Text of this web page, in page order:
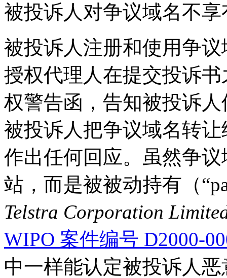
被投诉人对争议域名不
被投诉人注册和使用争
授权代理人在提交投诉
权警告函，告知被投诉
被投诉人把争议域名转
作出任何回应。虽然争
站，而是被被动持有（
Telstra Corporation
WIPO 案件编号 D2000-
中一样能认定被投诉人